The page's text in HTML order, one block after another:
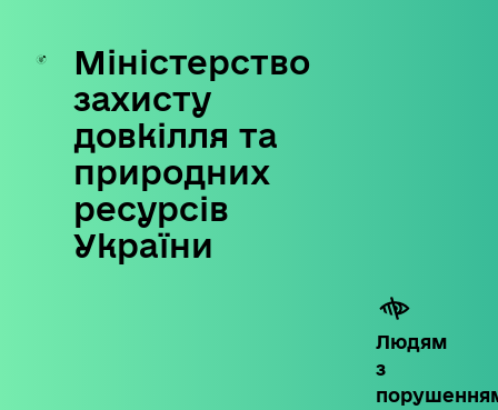
Skip
content
Міністерство
захисту
довкілля та
природних
ресурсів
України
Людям
з